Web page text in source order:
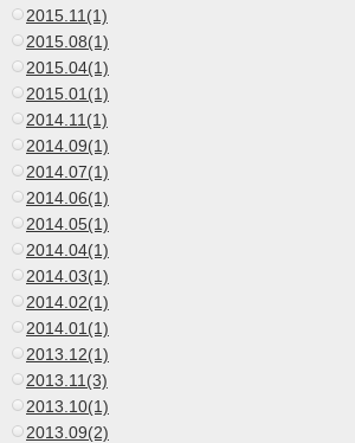
2015.11(1)
2015.08(1)
2015.04(1)
2015.01(1)
2014.11(1)
2014.09(1)
2014.07(1)
2014.06(1)
2014.05(1)
2014.04(1)
2014.03(1)
2014.02(1)
2014.01(1)
2013.12(1)
2013.11(3)
2013.10(1)
2013.09(2)